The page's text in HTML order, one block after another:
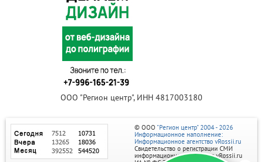
ООО "Регион центр", ИНН 4817003180
© ООО "Регион центр" 2004 - 2026
Информационное наполнение:
Информационное агентство vRossii.ru
Свидетельство о регистрации СМИ
информационного агентства vRossii.ru